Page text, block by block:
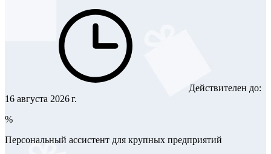
Действителен до:
16 августа 2026 г.
%
Персональный ассистент для крупных предприятий